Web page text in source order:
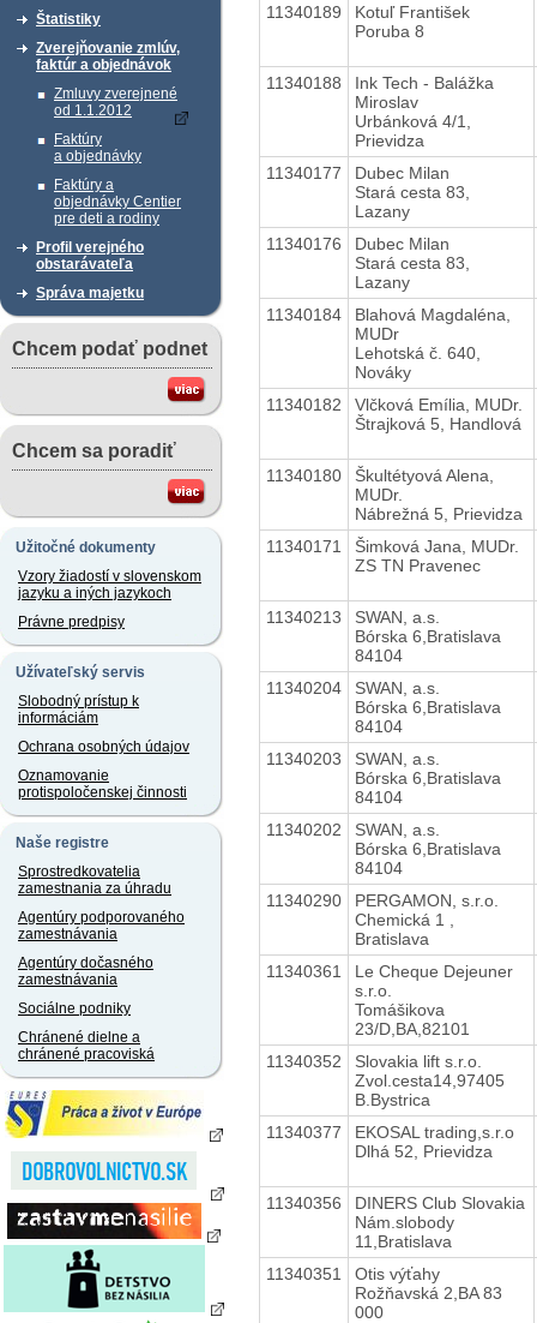
Štatistiky
Zverejňovanie zmlúv,
faktúr a objednávok
Zmluvy zverejnené
od 1.1.2012
Faktúry
a objednávky
Faktúry a
objednávky Centier
pre deti a rodiny
Profil verejného
obstarávateľa
Správa majetku
Chcem podať podnet
Chcem sa poradiť
Užitočné dokumenty
Vzory žiadostí v slovenskom
jazyku a iných jazykoch
Právne predpisy
Užívateľský servis
Slobodný prístup k
informáciám
Ochrana osobných údajov
Oznamovanie
protispoločenskej činnosti
Naše registre
Sprostredkovatelia
zamestnania za úhradu
Agentúry podporovaného
zamestnávania
Agentúry dočasného
zamestnávania
Sociálne podniky
Chránené dielne a
chránené pracoviská
11340189
Kotuľ František
Poruba 8
11340188
Ink Tech - Balážka
Miroslav
Urbánková 4/1,
Prievidza
11340177
Dubec Milan
Stará cesta 83,
Lazany
11340176
Dubec Milan
Stará cesta 83,
Lazany
11340184
Blahová Magdaléna,
MUDr
Lehotská č. 640,
Nováky
11340182
Vlčková Emília, MUDr.
Štrajková 5, Handlová
11340180
Škultétyová Alena,
MUDr.
Nábrežná 5, Prievidza
11340171
Šimková Jana, MUDr.
ZS TN Pravenec
11340213
SWAN, a.s.
Bórska 6,Bratislava
84104
11340204
SWAN, a.s.
Bórska 6,Bratislava
84104
11340203
SWAN, a.s.
Bórska 6,Bratislava
84104
11340202
SWAN, a.s.
Bórska 6,Bratislava
84104
11340290
PERGAMON, s.r.o.
Chemická 1 ,
Bratislava
11340361
Le Cheque Dejeuner
s.r.o.
Tomášikova
23/D,BA,82101
11340352
Slovakia lift s.r.o.
Zvol.cesta14,97405
B.Bystrica
11340377
EKOSAL trading,s.r.o
Dlhá 52, Prievidza
11340356
DINERS Club Slovakia
Nám.slobody
11,Bratislava
11340351
Otis výťahy
Rožňavská 2,BA 83
000